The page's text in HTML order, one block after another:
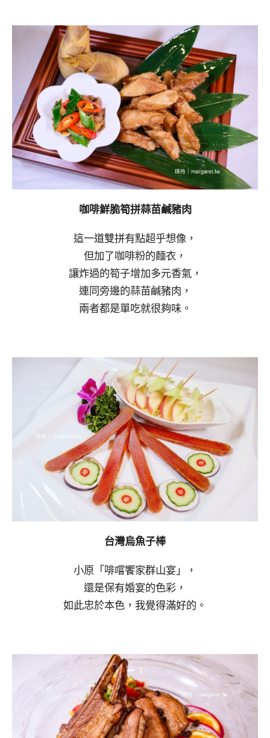
咖啡鮮脆筍拼蒜苗鹹豬肉
這一道雙拼有點超乎想像，
但加了咖啡粉的麵衣，
讓炸過的筍子增加多元香氣，
連同旁邊的蒜苗鹹豬肉，
兩者都是單吃就很夠味。
台灣烏魚子棒
小原「啡嚐饗家群山宴」，
還是保有婚宴的色彩，
如此忠於本色，我覺得滿好的。